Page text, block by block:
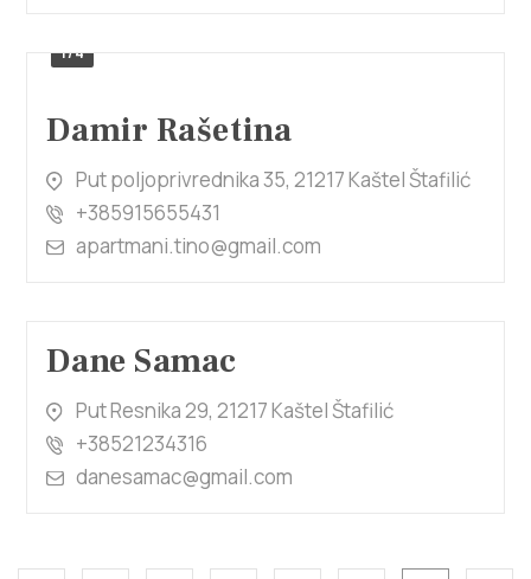
1/4
Damir Rašetina
Put poljoprivrednika 35, 21217 Kaštel Štafilić
+385915655431
apartmani.tino@gmail.com
Dane Samac
Put Resnika 29, 21217 Kaštel Štafilić
+38521234316
danesamac@gmail.com